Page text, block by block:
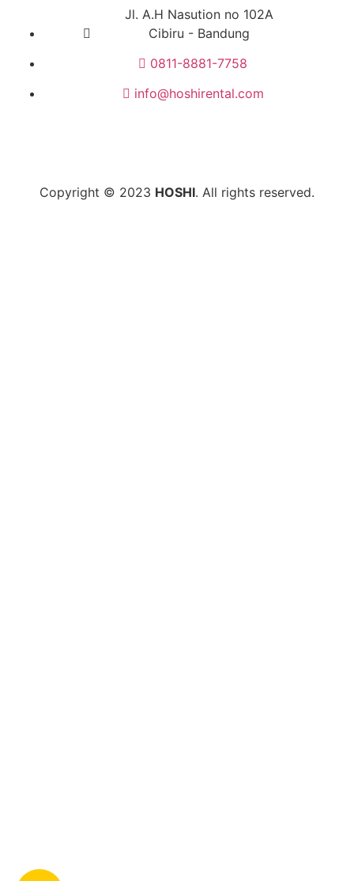
Jl. A.H Nasution no 102A
Cibiru - Bandung
0811-8881-7758
info@hoshirental.com
Copyright © 2023 HOSHI. All rights reserved.